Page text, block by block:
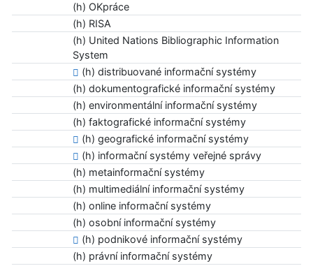
(h) OKpráce
(h) RISA
(h) United Nations Bibliographic Information
System
(h) distribuované informační systémy
(h) dokumentografické informační systémy
(h) environmentální informační systémy
(h) faktografické informační systémy
(h) geografické informační systémy
(h) informační systémy veřejné správy
(h) metainformační systémy
(h) multimediální informační systémy
(h) online informační systémy
(h) osobní informační systémy
(h) podnikové informační systémy
(h) právní informační systémy